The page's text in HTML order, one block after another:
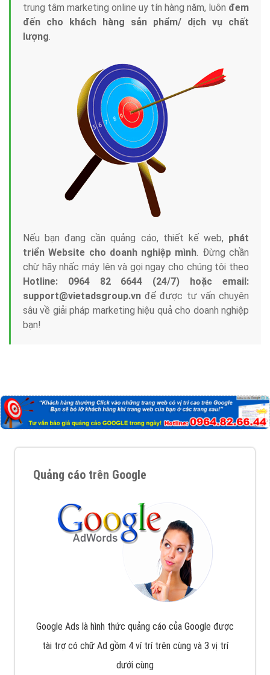
trung tâm marketing online uy tín hàng năm, luôn đem
đến cho khách hàng sản phẩm/ dịch vụ chất
lượng.
Nếu bạn đang cần quảng cáo, thiết kế web, phát
triển Website cho doanh nghiệp mình. Đừng chần
chừ hãy nhấc máy lên và gọi ngay cho chúng tôi theo
Hotline: 0964 82 6644 (24/7) hoặc email:
support@vietadsgroup.vn để được tư vấn chuyên
sâu về giải pháp marketing hiệu quả cho doanh nghiệp
bạn!
Quảng cáo trên Google
Google Ads là hình thức quảng cáo của Google được
tài trợ có chữ Ad gồm 4 ví trí trên cùng và 3 vị trí
dưới cùng